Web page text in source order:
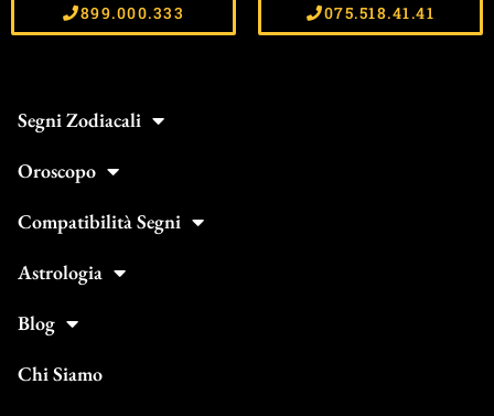
899.000.333 075.518.41.41
Segni Zodiacali
Oroscopo
Compatibilità Segni
Astrologia
Blog
Chi Siamo